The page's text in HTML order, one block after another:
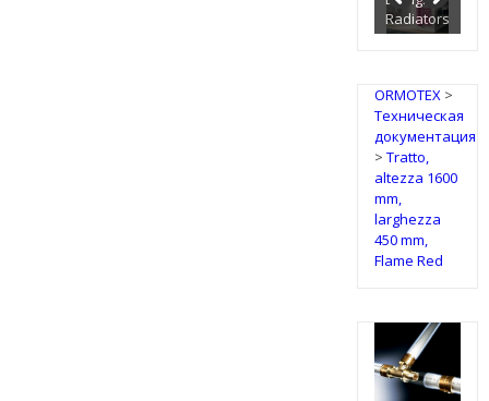
Radiators
ORMOTEX>
Техническая
документация
> Tratto,
altezza 1600
mm,
larghezza
450 mm,
Flame Red